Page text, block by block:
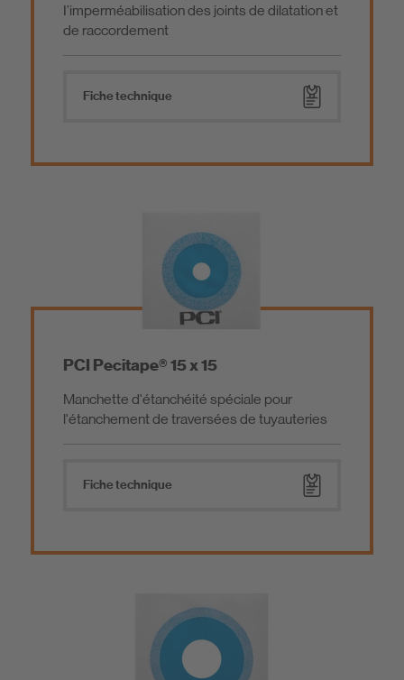
I’imperméabilisation des joints de dilatation et
de raccordement
Fiche technique
PCI Pecitape® 15 x 15
Manchette d'étanchéité spéciale pour
l'étanchement de traversées de tuyauteries
Fiche technique